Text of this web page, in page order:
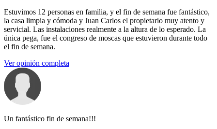
Estuvimos 12 personas en familia, y el fin de semana fue fantástico,
la casa limpia y cómoda y Juan Carlos el propietario muy atento y
servicial. Las instalaciones realmente a la altura de lo esperado. La
única pega, fue el congreso de moscas que estuvieron durante todo
el fin de semana.
Ver opinión completa
Un fantástico fin de semana!!!